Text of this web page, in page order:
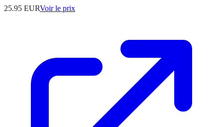
25.95 EURVoir le prix